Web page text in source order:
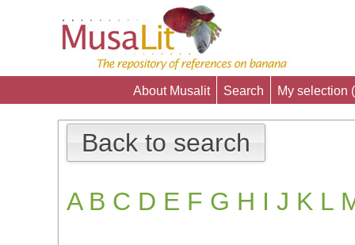
About Musalit Search My selection (
Back to search
A B C D E F G H I J K L